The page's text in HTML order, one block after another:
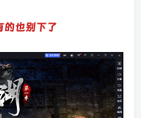
的也别下了